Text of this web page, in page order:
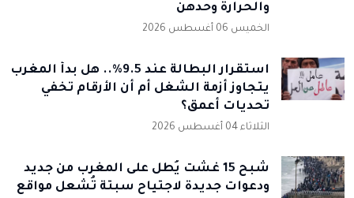
والحرارة وحدهن
الخميس 06 أغسطس 2026
استقرار البطالة عند 9.5%.. هل بدأ المغرب
يتجاوز أزمة الشغل أم أن الأرقام تخفي
تحديات أعمق؟
الثلاثاء 04 أغسطس 2026
شبح 15 غشت يُطل على المغرب من جديد
ودعوات جديدة لاجتياح سبتة تُشعل مواقع